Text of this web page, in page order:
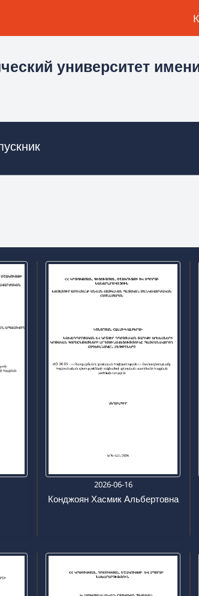
университет
2026-06-16
Конджоян Хасмик Альбертовна